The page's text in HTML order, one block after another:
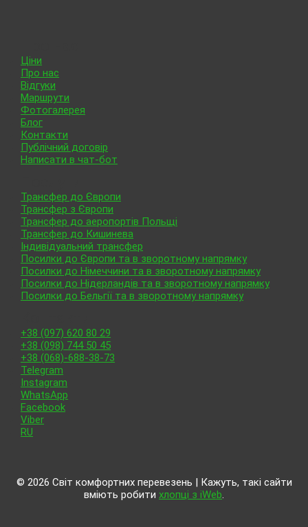
Ціни
Про нас
Відгуки
Маршрути
Фотогалерея
Блог
Контакти
Публічний договір
Написати в чат-бот
Трансфер до Європи
Трансфер з Європи
Трансфер до аеропортів Польщі
Трансфер до Кишинева
Індивідуальний трансфер
Посилки до Європи та в зворотному напрямку
Посилки до Німеччини та в зворотному напрямку
Посилки до Нідерландів та в зворотному напрямку
Посилки до Бельгії та в зворотному напрямку
+38 (097) 620 80 29
+38 (098) 744 50 45
+38 (068)-688-38-73
Telegram
Instagram
WhatsApp
Facebook
Viber
RU
© 2026 Світ комфортних перевезень | Кажуть, такі сайти
вміють робити хлопці з iWeb.